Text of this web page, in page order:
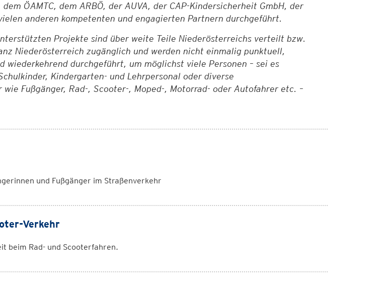
ÖAMTC, dem ARBÖ, der AUVA, der CAP-Kindersicherheit GmbH, der
anderen kompetenten und engagierten Partnern durchgeführt.
Projekte sind über weite Teile Niederösterreichs verteilt bzw.
Niederösterreich zugänglich und werden nicht einmalig punktuell,
wiederkehrend durchgeführt, um möglichst viele Personen – sei es
Kindergarten- und Lehrpersonal oder diverse
wie Fußgänger, Rad-, Scooter-, Moped-, Motorrad- oder Autofahrer etc. –
und Fußgänger im Straßenverkehr
Verkehr
beim Rad- und Scooterfahren.